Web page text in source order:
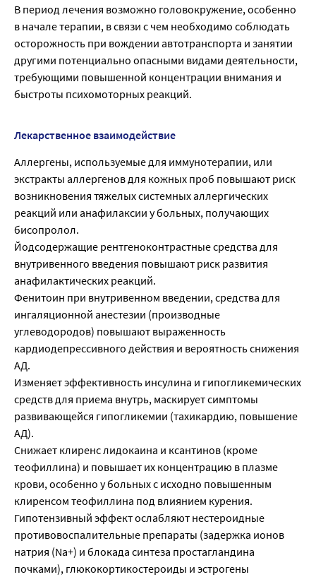
В период лечения возможно головокружение, особенно
в начале терапии, в связи с чем необходимо соблюдать
осторожность при вождении автотранспорта и занятии
другими потенциально опасными видами деятельности,
требующими повышенной концентрации внимания и
быстроты психомоторных реакций.
Лекарственное взаимодействие
Аллергены, используемые для иммунотерапии, или
экстракты аллергенов для кожных проб повышают риск
возникновения тяжелых системных аллергических
реакций или анафилаксии у больных, получающих
бисопролол.
Йодсодержащие рентгеноконтрастные средства для
внутривенного введения повышают риск развития
анафилактических реакций.
Фенитоин при внутривенном введении, средства для
ингаляционной анестезии (производные
углеводородов) повышают выраженность
кардиодепрессивного действия и вероятность снижения
АД.
Изменяет эффективность инсулина и гипогликемических
средств для приема внутрь, маскирует симптомы
развивающейся гипогликемии (тахикардию, повышение
АД).
Снижает клиренс лидокаина и ксантинов (кроме
теофиллина) и повышает их концентрацию в плазме
крови, особенно у больных с исходно повышенным
клиренсом теофиллина под влиянием курения.
Гипотензивный эффект ослабляют нестероидные
противовоспалительные препараты (задержка ионов
натрия (Na+) и блокада синтеза простагландина
почками), глюкокортикостероиды и эстрогены